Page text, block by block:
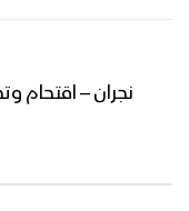
نجران – اقتحام